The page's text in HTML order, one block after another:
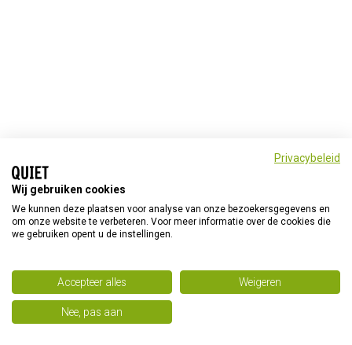
Privacyverklaring
Quiet op social media
Privacybeleid
Wij gebruiken cookies
We kunnen deze plaatsen voor analyse van onze bezoekersgegevens en
om onze website te verbeteren. Voor meer informatie over de cookies die
we gebruiken opent u de instellingen.
Accepteer alles Weigeren
Nee, pas aan